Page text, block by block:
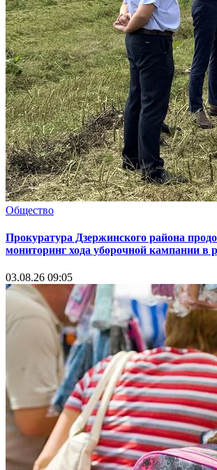
Общество
Прокуратура Дзержинского района
мониторинг хода уборочной кампании в
03.08.26 09:05